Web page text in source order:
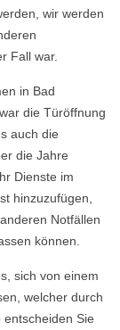
wir werden
Fall war.
in Bad
die Türöffnung
auch die
die Jahre
Dienste im
hinzuzufügen,
Notfällen
können.
sich von einem
welcher durch
Sie